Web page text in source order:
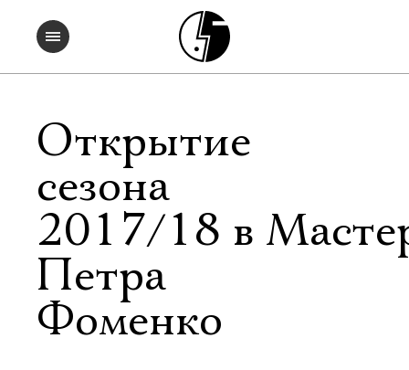
Открытие
сезона
2017/18 в
Петра
Фоменко